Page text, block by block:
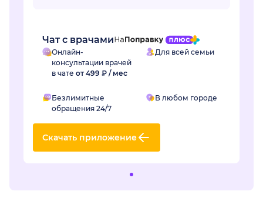
Чат с врачами
Онлайн-
консультации врачей
в чате от 499 ₽ / мес
Для всей семьи
Безлимитные
обращения 24/7
В любом городе
Скачать приложение